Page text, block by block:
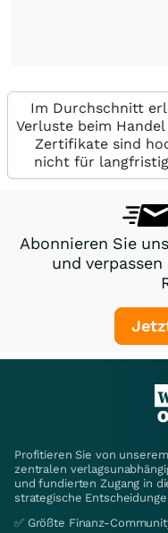
Im Durchschnitt
Verluste beim
Zertifikate sind
nicht für
Abonnieren Sie
und
Profitieren Sie von
zentralen
und fundierten Zugang in
strategische
✅ Größte Finanz-